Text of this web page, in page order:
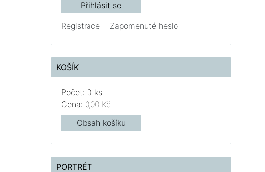
Registrace Zapomenuté heslo
KOŠÍK
Počet: 0 ks
Cena: 0,00 Kč
Obsah košíku
PORTRÉT